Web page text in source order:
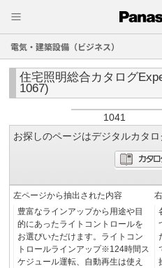
電気・建築設備（ビジネス）
住宅照明総合カタログ
1067)
1041
お探しのページはデジタルカタロ
左ページから抽出された内容
豊富なラインアップから用途や目
的にあったライトコントロールを
お選びいただけます。ライトコン
トロールラインアップ※124時間ス
ケジュール運転、自動再生は使え